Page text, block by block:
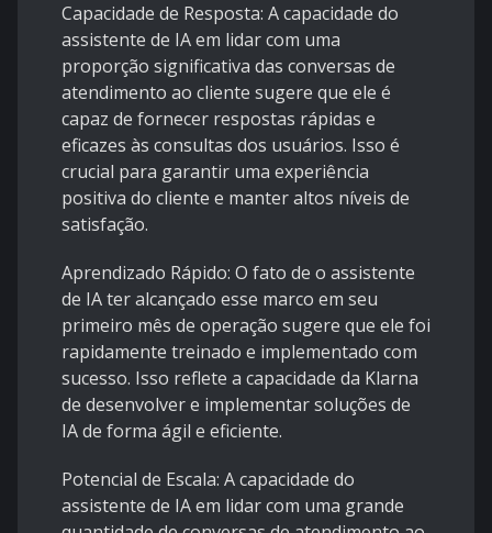
Capacidade de Resposta: A capacidade do
assistente de IA em lidar com uma
proporção significativa das conversas de
atendimento ao cliente sugere que ele é
capaz de fornecer respostas rápidas e
eficazes às consultas dos usuários. Isso é
crucial para garantir uma experiência
positiva do cliente e manter altos níveis de
satisfação.
Aprendizado Rápido: O fato de o assistente
de IA ter alcançado esse marco em seu
primeiro mês de operação sugere que ele foi
rapidamente treinado e implementado com
sucesso. Isso reflete a capacidade da Klarna
de desenvolver e implementar soluções de
IA de forma ágil e eficiente.
Potencial de Escala: A capacidade do
assistente de IA em lidar com uma grande